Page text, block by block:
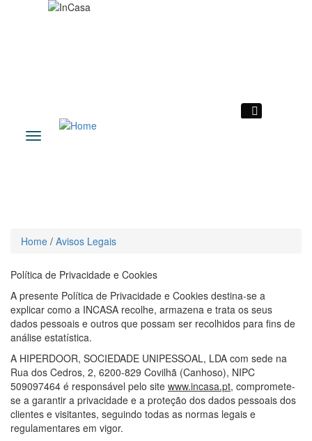
Toggle
Home / Avisos Legais
Política de Privacidade e Cookies
A presente Política de Privacidade e Cookies destina-se a
explicar como a INCASA recolhe, armazena e trata os seus
dados pessoais e outros que possam ser recolhidos para fins de
análise estatística.
A HIPERDOOR, SOCIEDADE UNIPESSOAL, LDA com sede na
Rua dos Cedros, 2, 6200-829 Covilhã (Canhoso), NIPC
509097464 é responsável pelo site www.incasa.pt, compromete-
se a garantir a privacidade e a proteção dos dados pessoais dos
clientes e visitantes, seguindo todas as normas legais e
regulamentares em vigor.